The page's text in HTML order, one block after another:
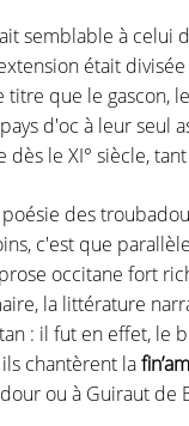
semblable à
était
que le gascon,
d'oc à leur
le XI° siècle,
des
c'est que
occitane fort
la littérature
: il fut en effet,
chantèrent la
ou à Guiraut